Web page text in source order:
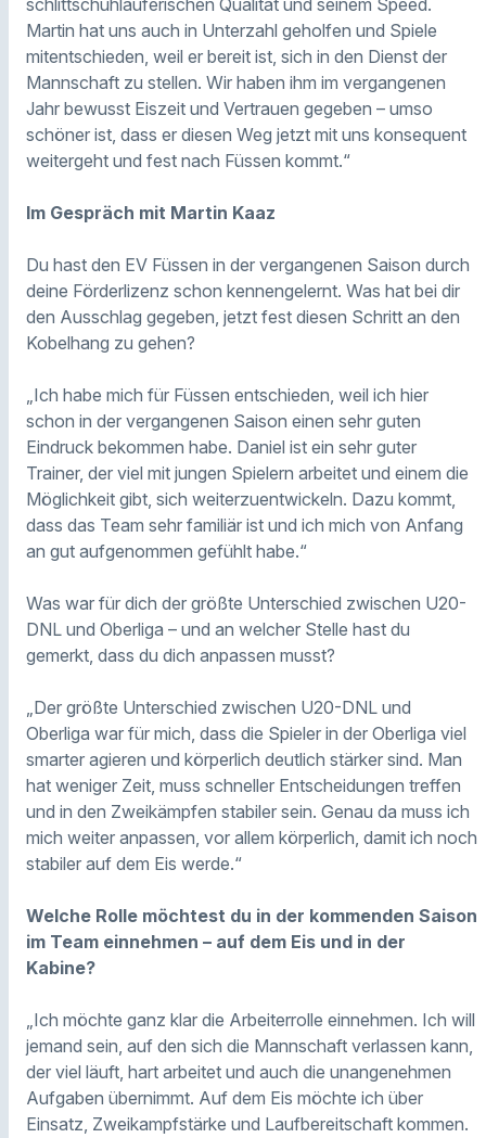
schlittschuhläuferischen Qualität und seinem Speed.
Martin hat uns auch in Unterzahl geholfen und Spiele
mitentschieden, weil er bereit ist, sich in den Dienst der
Mannschaft zu stellen. Wir haben ihm im vergangenen
Jahr bewusst Eiszeit und Vertrauen gegeben – umso
schöner ist, dass er diesen Weg jetzt mit uns konsequent
weitergeht und fest nach Füssen kommt.“
Im Gespräch mit Martin Kaaz
Du hast den EV Füssen in der vergangenen Saison durch
deine Förderlizenz schon kennengelernt. Was hat bei dir
den Ausschlag gegeben, jetzt fest diesen Schritt an den
Kobelhang zu gehen?
„Ich habe mich für Füssen entschieden, weil ich hier
schon in der vergangenen Saison einen sehr guten
Eindruck bekommen habe. Daniel ist ein sehr guter
Trainer, der viel mit jungen Spielern arbeitet und einem die
Möglichkeit gibt, sich weiterzuentwickeln. Dazu kommt,
dass das Team sehr familiär ist und ich mich von Anfang
an gut aufgenommen gefühlt habe.“
Was war für dich der größte Unterschied zwischen U20-
DNL und Oberliga – und an welcher Stelle hast du
gemerkt, dass du dich anpassen musst?
„Der größte Unterschied zwischen U20-DNL und
Oberliga war für mich, dass die Spieler in der Oberliga viel
smarter agieren und körperlich deutlich stärker sind. Man
hat weniger Zeit, muss schneller Entscheidungen treffen
und in den Zweikämpfen stabiler sein. Genau da muss ich
mich weiter anpassen, vor allem körperlich, damit ich noch
stabiler auf dem Eis werde.“
Welche Rolle möchtest du in der kommenden Saison
im Team einnehmen – auf dem Eis und in der
Kabine?
„Ich möchte ganz klar die Arbeiterrolle einnehmen. Ich will
jemand sein, auf den sich die Mannschaft verlassen kann,
der viel läuft, hart arbeitet und auch die unangenehmen
Aufgaben übernimmt. Auf dem Eis möchte ich über
Einsatz, Zweikampfstärke und Laufbereitschaft kommen.